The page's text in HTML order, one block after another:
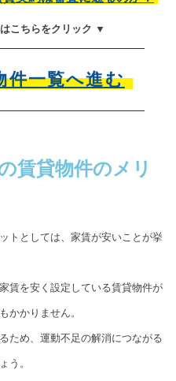
こちらをクリック ▼
件一覧へ進む
賃貸物件のメリ
トとしては、家賃が安いことが挙
賃を安く設定している賃貸物件が
かかりません。
ため、運動不足の解消につながる
う。